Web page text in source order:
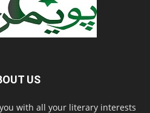
US
with all your literary interests